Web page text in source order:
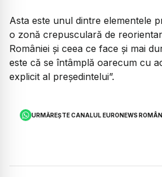
Asta este unul dintre elementele
o zonă crepusculară de
României și ceea ce face și mai
este că se întâmplă oarecum cu
explicit al președintelui”.
URMĂREȘTE CANALUL EURONEWS